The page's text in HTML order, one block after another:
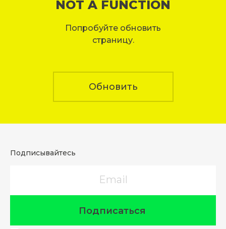
NOT A FUNCTION
Попробуйте обновить
страницу.
Обновить
Подписывайтесь
Подписаться